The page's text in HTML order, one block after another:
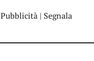
Pubblicità | Segnala